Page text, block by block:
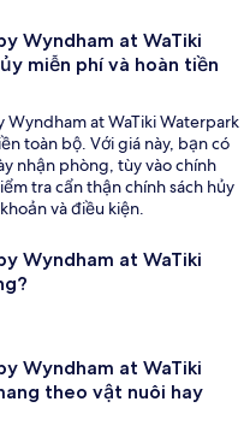
Wyndham at WaTiki
miễn phí và hoàn tiền
Wyndham at WaTiki Waterpark
toàn bộ. Với giá này, bạn có
nhận phòng, tùy vào chính
tra cẩn thận chính sách hủy
và điều kiện.
Wyndham at WaTiki
Wyndham at WaTiki
theo vật nuôi hay